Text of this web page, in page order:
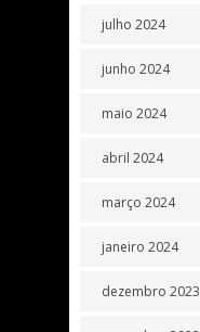
julho 2024
junho 2024
maio 2024
abril 2024
março 2024
janeiro 2024
dezembro 2023